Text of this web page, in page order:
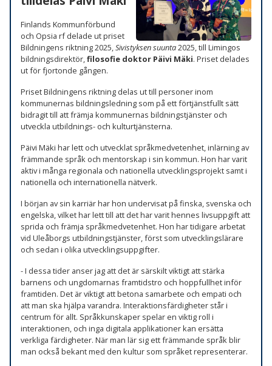
Finlands Kommunförbund
och Opsia rf delade ut priset
Bildningens riktning 2025, Sivistyksen suunta2025, till Limingos
bildningsdirektör, filosofie doktor Päivi Mäki. Priset delades
ut för fjortonde gången.
Priset Bildningens riktning delas ut till personer inom
kommunernas bildningsledning som på ett förtjänstfullt sätt
bidragit till att främja kommunernas bildningstjänster och
utveckla utbildnings- och kulturtjänsterna.
Päivi Mäki har lett och utvecklat språkmedvetenhet, inlärning av
främmande språk och mentorskap i sin kommun. Hon har varit
aktiv i många regionala och nationella utvecklingsprojekt samt i
nationella och internationella nätverk.
I början av sin karriär har hon undervisat på finska, svenska och
engelska, vilket har lett till att det har varit hennes livsuppgift att
sprida och främja språkmedvetenhet. Hon har tidigare arbetat
vid Uleåborgs utbildningstjänster, först som utvecklingslärare
och sedan i olika utvecklingsuppgifter.
- I dessa tider anser jag att det är särskilt viktigt att stärka
barnens och ungdomarnas framtidstro och hoppfullhet inför
framtiden. Det är viktigt att betona samarbete och empati och
att man ska hjälpa varandra. Interaktionsfärdigheter står i
centrum för allt. Språkkunskaper spelar en viktig roll i
interaktionen, och inga digitala applikationer kan ersätta
verkliga färdigheter. När man lär sig ett främmande språk blir
man också bekant med den kultur som språket representerar.